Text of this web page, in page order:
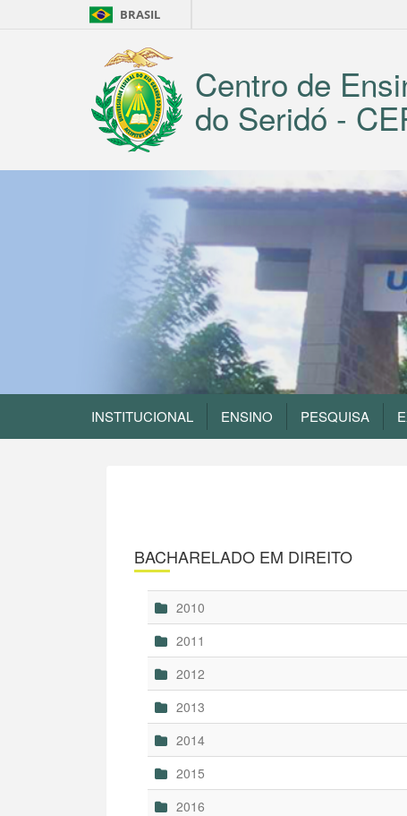
BRASIL
Centro de
do Seridó -
INSTITUCIONAL ENSINO PESQUISA
BACHARELADO EM DIREITO
2010
2011
2012
2013
2014
2015
2016